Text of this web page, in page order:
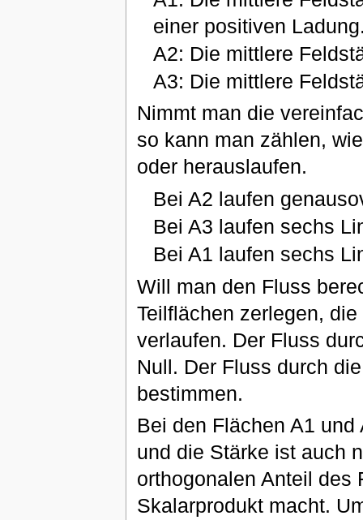
einer positiven
A2: Die mittlere
A3: Die mittlere
Nimmt man die
so kann man zählen,
oder herauslaufen.
Bei A2 laufen
Bei A3 laufen sechs
Bei A1 laufen sechs
Will man den Fluss
Teilflächen zerlegen,
verlaufen. Der Fluss
Null. Der Fluss durch
bestimmen.
Bei den Flächen A1
und die Stärke ist auch
orthogonalen Anteil des
Skalarprodukt macht.